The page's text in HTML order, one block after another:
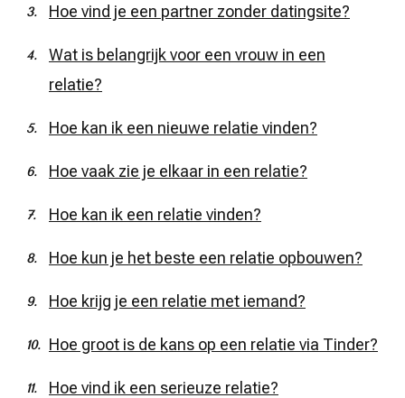
Hoe vind je een partner zonder datingsite?
Wat is belangrijk voor een vrouw in een
relatie?
Hoe kan ik een nieuwe relatie vinden?
Hoe vaak zie je elkaar in een relatie?
Hoe kan ik een relatie vinden?
Hoe kun je het beste een relatie opbouwen?
Hoe krijg je een relatie met iemand?
Hoe groot is de kans op een relatie via Tinder?
Hoe vind ik een serieuze relatie?